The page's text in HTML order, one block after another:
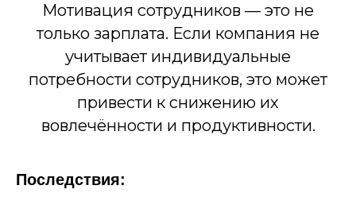
Мотивация сотрудников — это не
только зарплата. Если компания не
учитывает индивидуальные
потребности сотрудников, это может
привести к снижению их
вовлечённости и продуктивности.
Последствия: